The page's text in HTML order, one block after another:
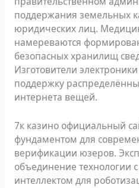
поддержания земельных
юридических лиц.
намереваются
безопасных хранилищ
Изготовители
поддержку
интернета вещей.
7к казино официальный
фундаментом для
верификации юзеров.
объединение технологии
интеллектом для